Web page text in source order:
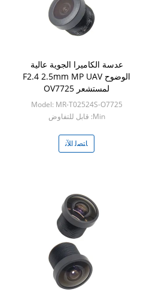
عدسة الكاميرا الجوية عالية
الوضوح F2.4 2.5mm MP UAV
لمستشعر OV7725
Model: MR-T02524S-O7725
Min: قابل للتفاوض
ﺎﺘﺼﻟ ﺍﻶﻧ